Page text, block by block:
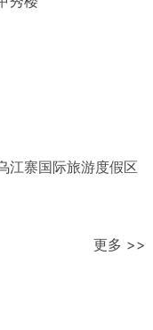
江寨国际旅游度假区
更多 >>